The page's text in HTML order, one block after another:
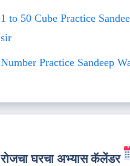
1 to 50 Cube Practice
sir
Number Practice Sandeep
रोजचा घरचा अभ्यास कॅलेंडर